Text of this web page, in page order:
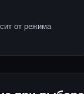
от режима